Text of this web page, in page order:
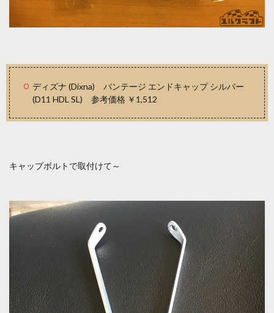
ディズナ (Dixna) バンテージ エンドキャップ シルバー
(D11 HDL SL) 参考価格 ￥1,512
キャップボルトで取付けて～